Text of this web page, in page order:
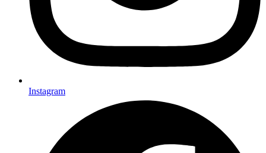
Instagram